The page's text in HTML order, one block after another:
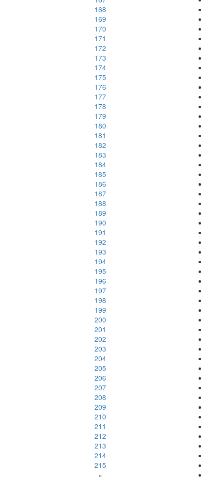
168
169
170
171
172
173
174
175
176
177
178
179
180
181
182
183
184
185
186
187
188
189
190
191
192
193
194
195
196
197
198
199
200
201
202
203
204
205
206
207
208
209
210
211
212
213
214
215
»